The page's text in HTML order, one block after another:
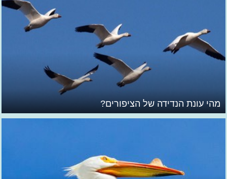
מהי עונת הנדידה של הציפורים?